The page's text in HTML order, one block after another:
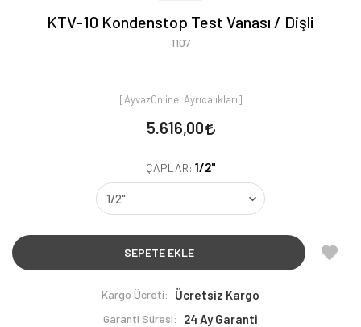
KTV-10 Kondenstop Test Vanası / Dişli
1107
[AyvazOnline_Ayrıcalıkları]
5.616,00
ÇAPLAR: 1/2"
SEPETE EKLE
Kargo Ücreti: Ücretsiz Kargo
Garanti Süresi: 24 Ay Garanti